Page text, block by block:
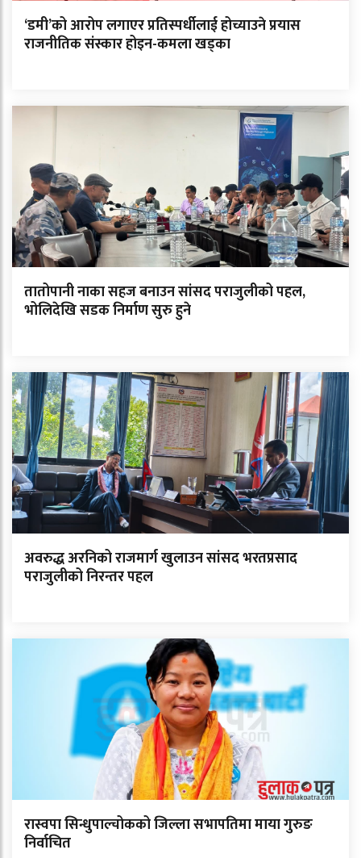
‘डमी’को आरोप लगाएर प्रतिस्पर्धीलाई होच्याउने प्रयास
राजनीतिक संस्कार होइन-कमला खड्का
तातोपानी नाका सहज बनाउन सांसद पराजुलीको पहल,
भोलिदेखि सडक निर्माण सुरु हुने
अवरुद्ध अरनिको राजमार्ग खुलाउन सांसद भरतप्रसाद
पराजुलीको निरन्तर पहल
रास्वपा सिन्धुपाल्चोकको जिल्ला सभापतिमा माया गुरुङ
निर्वाचित